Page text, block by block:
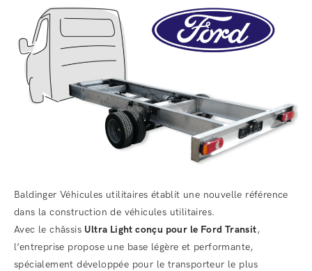
Baldinger Véhicules utilitaires établit une nouvelle référence
dans la construction de véhicules utilitaires.
Avec le châssis Ultra Light conçu pour le Ford Transit,
l’entreprise propose une base légère et performante,
spécialement développée pour le transporteur le plus